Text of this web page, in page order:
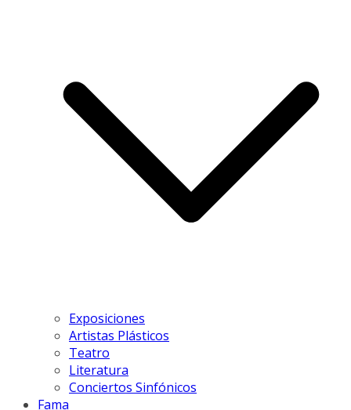
Exposiciones
Artistas Plásticos
Teatro
Literatura
Conciertos Sinfónicos
Fama